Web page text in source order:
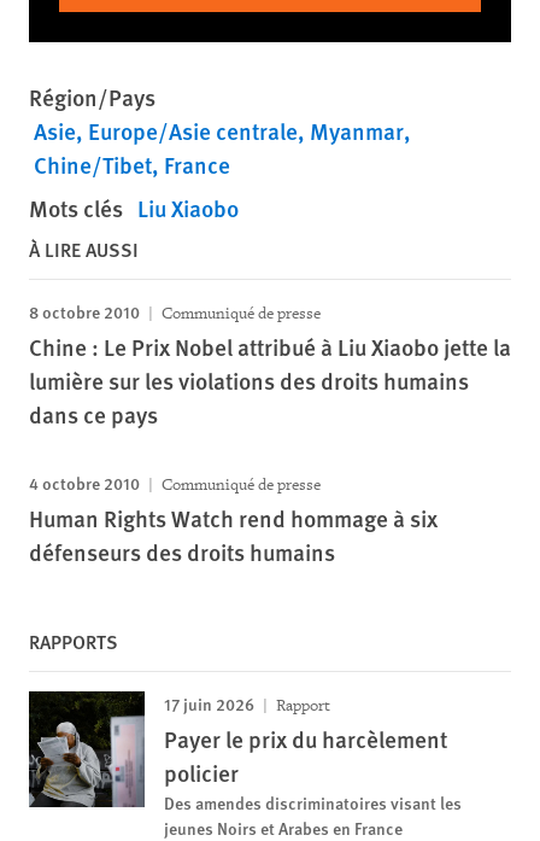
Région/Pays
Asie Europe/Asie centrale Myanmar
Chine/Tibet France
Mots clés Liu Xiaobo
À LIRE AUSSI
8 octobre 2010 Communiqué de presse
Chine : Le Prix Nobel attribué à Liu Xiaobo jette la
lumière sur les violations des droits humains
dans ce pays
4 octobre 2010 Communiqué de presse
Human Rights Watch rend hommage à six
défenseurs des droits humains
RAPPORTS
17 juin 2026 Rapport
Payer le prix du harcèlement
policier
Des amendes discriminatoires visant les
jeunes Noirs et Arabes en France